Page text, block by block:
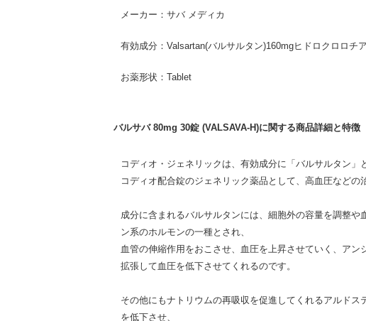
メーカー：サバ メディカ
有効成分：Valsartan(バルサルタン)160mgヒドロクロロチ
お薬形状：Tablet
バルサバ 80mg 30錠 (VALSAVA-H)に関する商品詳細と特徴
コディオ・ジェネリックは、有効成分に「バルサルタン」
コディオ配合錠のジェネリック薬品として、高血圧などの
成分に含まれるバルサルタンには、細胞外の容量を調整
ン系のホルモンの一種とされ、
血管の伸縮作用をおこさせ、血圧を上昇させていく、ア
拡張して血圧を低下させてくれるのです。
その他にもナトリウムの再吸収を促進してくれるアルド
を低下させ、